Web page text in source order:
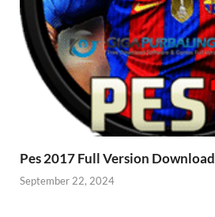
Pes 2017 Full Version Download
September 22, 2024